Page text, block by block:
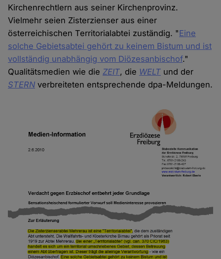
Kirchenrechtlern aus seiner Kirchenprovinz.
Vielmehr seien Zisterzienser aus einer
österreichischen Territorialabtei zuständig. "Eine
solche Gebietsabtei gehört zu keinem Bistum und ist
vollständig unabhängig vom Diözesanbischof."
Qualitätsmedien wie die ZEIT, die WELT und der
STERN verbreiteten entsprechende dpa-Meldungen.